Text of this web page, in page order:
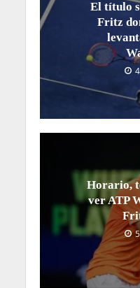
El título
Fritz
Horario,
ver ATP